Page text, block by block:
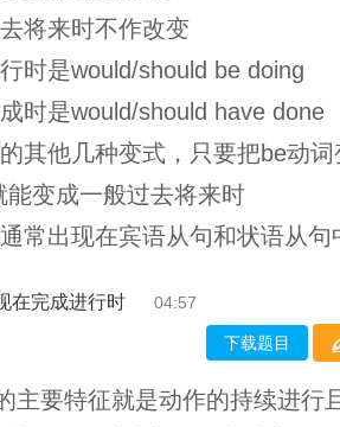
将来时不作改变
时是would/should be doing
时是would/should have done
其他几种变式，只要把be动
能变成一般过去将来时
常出现在宾语从句和状语从句
在完成进行时 04:57
下载题目
主要特征就是动作的持续进行